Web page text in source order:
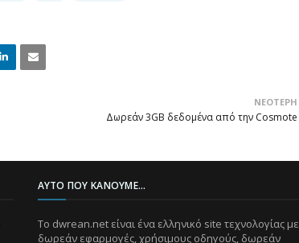
ΝΕΌΤΕΡΗ
Δωρεάν 3GB δεδομένα από την Cosmote
ΑΥΤΌ ΠΟΥ ΚΆΝΟΥΜΕ...
Το dwrean.net είναι ένα ελληνικό site τεχνολογίας με
δωρεάν εφαρμογές, χρήσιμους οδηγούς, δωρεάν